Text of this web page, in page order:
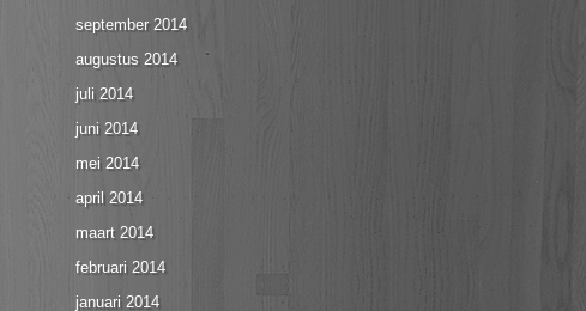
september 2014
augustus 2014
juli 2014
juni 2014
mei 2014
april 2014
maart 2014
februari 2014
januari 2014